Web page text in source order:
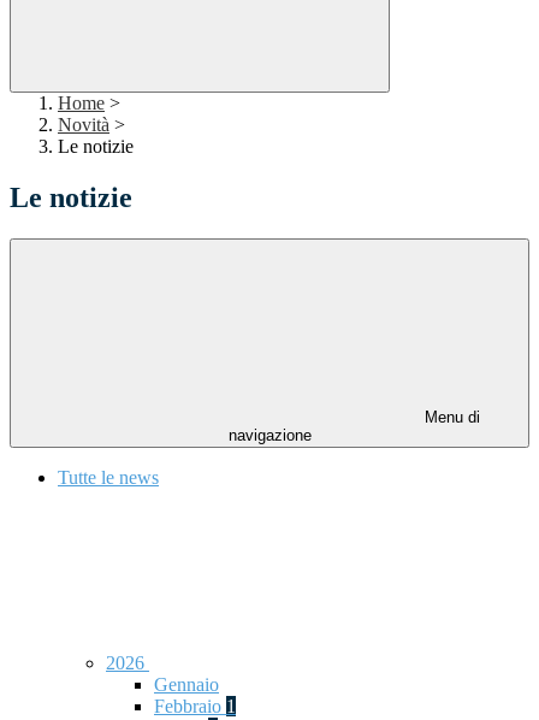
Home >
Novità >
Le notizie
Le notizie
Menu di
navigazione
Tutte le news
2026
Gennaio
Febbraio 1